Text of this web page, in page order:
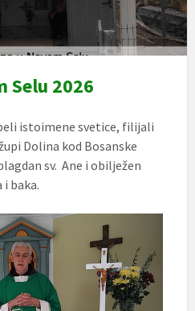
Selu 2026
istoimene svetice, filijali
Dolina kod Bosanske
sv. Ane i obilježen
baka.